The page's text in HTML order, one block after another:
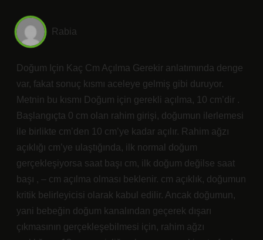
Rabia
Doğum Için Kaç Cm Açılma Gerekir anlatımında denge
var, fakat sonuç kısmı aceleye gelmiş gibi duruyor.
Metnin bu kısmı Doğum için gerekli açılma, 10 cm’dir .
Başlangıçta 0 cm olan rahim girişi, doğumun ilerlemesi
ile birlikte cm’den 10 cm’ye kadar açılır. Rahim ağzı
açıklığı cm’ye ulaştığında, ilk normal doğum
gerçekleşiyorsa saat başı cm, ilk doğum değilse saat
başı , – cm açılma olması beklenir. cm açıklık, doğumun
kritik belirleyicisi olarak kabul edilir. Ancak doğumun,
yani bebeğin doğum kanalından geçerek dışarı
çıkmasının gerçekleşebilmesi için, rahim ağzı